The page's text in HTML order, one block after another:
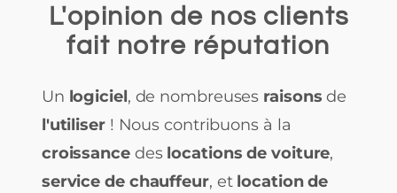
L'opinion de nos clients
fait notre réputation
Un logiciel, de nombreuses raisonsde
l'utiliser! Nous contribuons à la
croissance des locations de voiture,
service de chauffeur, et location de